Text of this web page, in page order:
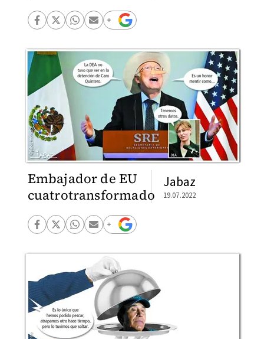
Embajador de EU
cuatrotransformado
Jabaz
19.07.2022